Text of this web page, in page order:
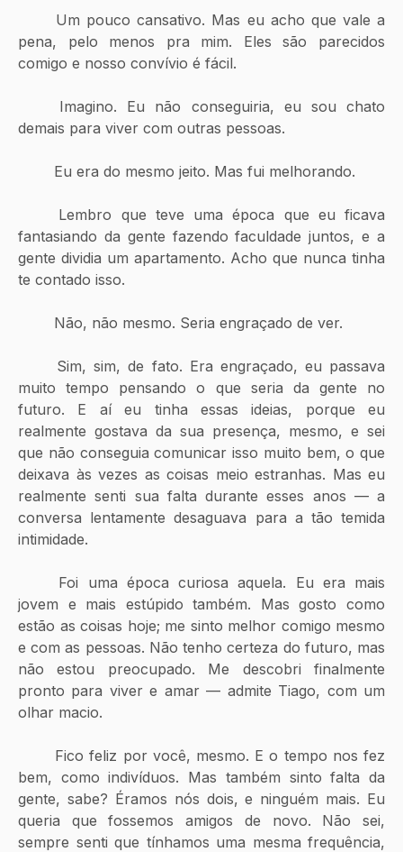
pena, pelo menos pra mim. Eles são parecidos
comigo e nosso convívio é fácil.
demais para viver com outras pessoas.
	Eu era do mesmo jeito. Mas fui melhorando.
fantasiando da gente fazendo faculdade juntos, e a
gente dividia um apartamento. Acho que nunca tinha
te contado isso.
	Não, não mesmo. Seria engraçado de ver.
muito tempo pensando o que seria da gente no
futuro. E aí eu tinha essas ideias, porque eu
realmente gostava da sua presença, mesmo, e sei
que não conseguia comunicar isso muito bem, o que
deixava às vezes as coisas meio estranhas. Mas eu
realmente senti sua falta durante esses anos — a
conversa lentamente desaguava para a tão temida
intimidade.
jovem e mais estúpido também. Mas gosto como
estão as coisas hoje; me sinto melhor comigo mesmo
e com as pessoas. Não tenho certeza do futuro, mas
não estou preocupado. Me descobri finalmente
pronto para viver e amar — admite Tiago, com um
olhar macio.
bem, como indivíduos. Mas também sinto falta da
gente, sabe? Éramos nós dois, e ninguém mais. Eu
queria que fossemos amigos de novo. Não sei,
sempre senti que tínhamos uma mesma frequência,